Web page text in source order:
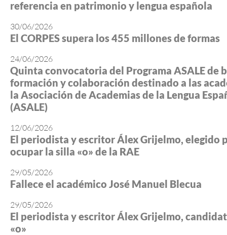
referencia en patrimonio y lengua española
30/06/2026
El CORPES supera los 455 millones de formas
24/06/2026
Quinta convocatoria del Programa ASALE de
formación y colaboración destinado a las
la Asociación de Academias de la Lengua
(ASALE)
12/06/2026
El periodista y escritor Álex Grijelmo, elegido
ocupar la silla «o» de la RAE
29/05/2026
Fallece el académico José Manuel Blecua
29/05/2026
El periodista y escritor Álex Grijelmo,
«o»